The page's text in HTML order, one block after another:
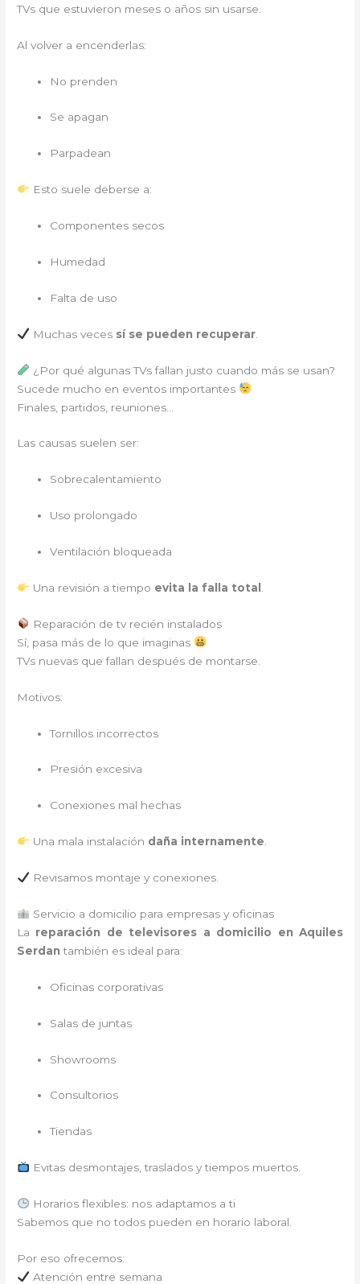
TVs que estuvieron meses o años sin usarse.
Al volver a encenderlas:
No prenden
Se apagan
Parpadean
Esto suele deberse a:
Componentes secos
Humedad
Falta de uso
Muchas veces sí se pueden recuperar.
¿Por qué algunas TVs fallan justo cuando más se usan?
Sucede mucho en eventos importantes
Finales, partidos, reuniones…
Las causas suelen ser:
Sobrecalentamiento
Uso prolongado
Ventilación bloqueada
Una revisión a tiempo evita la falla total
Reparación de tv recién instalados
Sí, pasa más de lo que imaginas
TVs nuevas que fallan después de montarse.
Motivos:
Tornillos incorrectos
Presión excesiva
Conexiones mal hechas
Una mala instalación daña internamente
Revisamos montaje y conexiones.
Servicio a domicilio para empresas y oficinas
La reparación de televisores a domicilio en Aquiles
Serdan también es ideal para:
Oficinas corporativas
Salas de juntas
Showrooms
Consultorios
Tiendas
Evitas desmontajes, traslados y tiempos muertos.
Horarios flexibles: nos adaptamos a ti
Sabemos que no todos pueden en horario laboral.
Por eso ofrecemos:
Atención entre semana